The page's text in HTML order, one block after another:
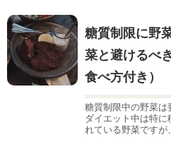
糖質制限に野
菜と避けるべ
食べ方付き）
糖質制限中の野菜は
ダイエット中は特
れている野菜ですが